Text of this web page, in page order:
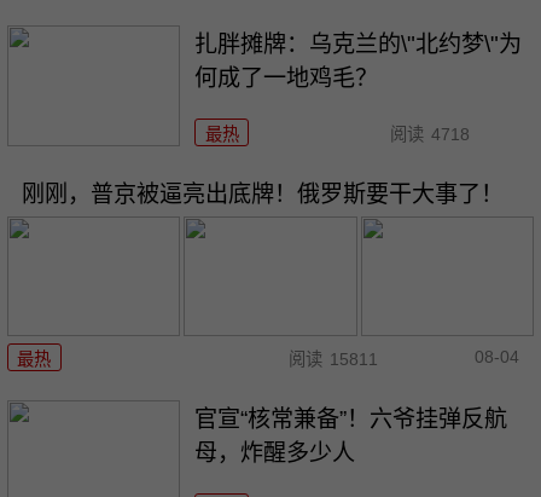
扎胖摊牌：乌克兰的\"北约梦\"为
何成了一地鸡毛？
最热 阅读 4718
刚刚，普京被逼亮出底牌！俄罗斯要干大事了！
最热 阅读 15811 08-04
官宣“核常兼备”！六爷挂弹反航
母，炸醒多少人